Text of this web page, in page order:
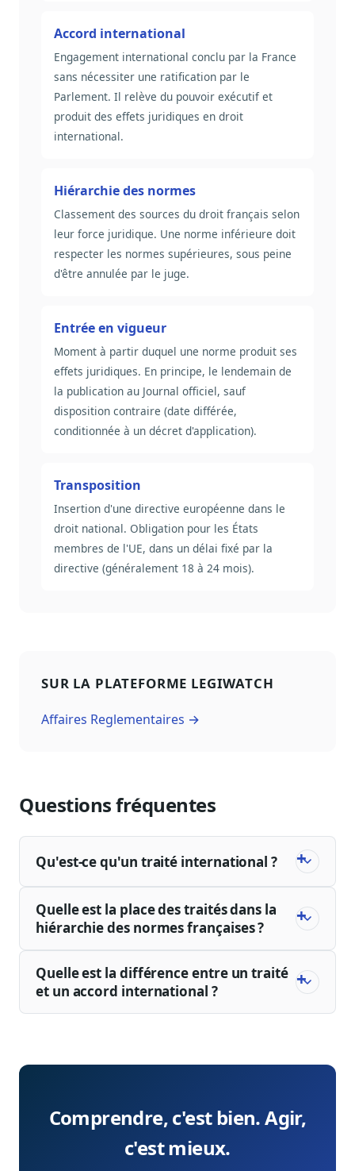
Accord international
Engagement international conclu par la France
sans nécessiter une ratification par le
Parlement. Il relève du pouvoir exécutif et
produit des effets juridiques en droit
international.
Hiérarchie des normes
Classement des sources du droit français selon
leur force juridique. Une norme inférieure doit
respecter les normes supérieures, sous peine
d'être annulée par le juge.
Entrée en vigueur
Moment à partir duquel une norme produit ses
effets juridiques. En principe, le lendemain de
la publication au Journal officiel, sauf
disposition contraire (date différée,
conditionnée à un décret d'application).
Transposition
Insertion d'une directive européenne dans le
droit national. Obligation pour les États
membres de l'UE, dans un délai fixé par la
directive (généralement 18 à 24 mois).
SUR LA PLATEFORME LEGIWATCH
Affaires Reglementaires →
Questions fréquentes
Qu'est-ce qu'un traité international ?
Quelle est la place des traités dans la
hiérarchie des normes françaises ?
Quelle est la différence entre un traité
et un accord international ?
Comprendre, c'est bien. Agir,
c'est mieux.